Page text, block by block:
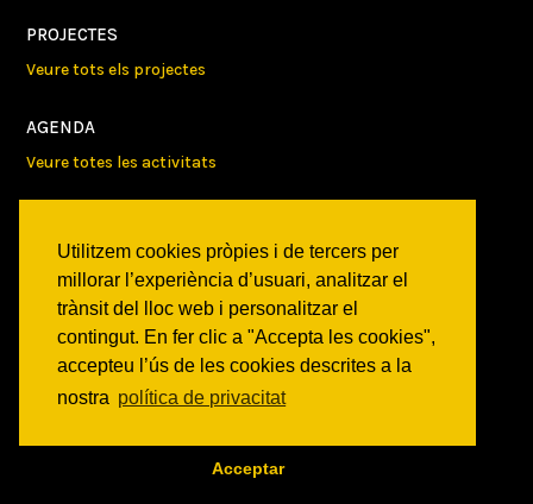
Utilitzem cookies pròpies i de tercers per
millorar l’experiència d’usuari, analitzar el
trànsit del lloc web i personalitzar el
contingut. En fer clic a "Accepta les cookies",
accepteu l’ús de les cookies descrites a la
nostra política de privacitat
Acceptar
PROJECTES
Veure tots els projectes
AGENDA
Veure totes les activitats
Activitats
Comunicats
Victories
ON SOM?
c/ Constitució 19